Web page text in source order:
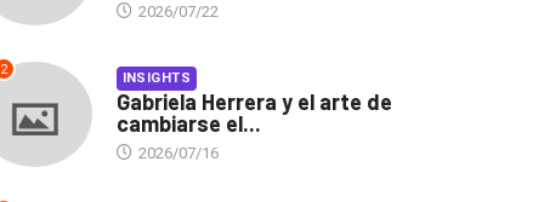
2026/07/22
2 INSIGHTS
Gabriela Herrera y el arte de
cambiarse el...
2026/07/16